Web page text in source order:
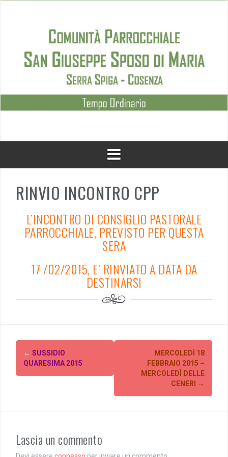
RINVIO INCONTRO CPP
L’INCONTRO DI CONSIGLIO PASTORALE
PARROCCHIALE, PREVISTO PER QUESTA
SERA
17 /02/2015, E’ RINVIATO A DATA DA
DESTINARSI
Post
navigation
← SUSSIDIO
QUARESIMA 2015
MERCOLEDÌ 18
FEBBRAIO 2015 –
MERCOLEDÌ DELLE
CENERI
→
Lascia un commento